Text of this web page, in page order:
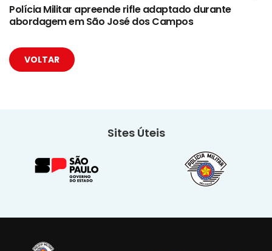
Polícia Militar apreende rifle adaptado durante
abordagem em São José dos Campos
VOLTAR
Sites Úteis